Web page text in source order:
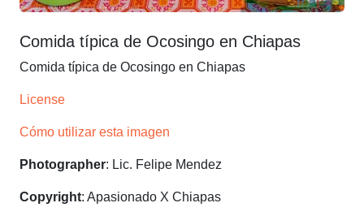
Comida típica de Ocosingo en Chiapas
Comida típica de Ocosingo en Chiapas
License
Cómo utilizar esta imagen
Photographer: Lic. Felipe Mendez
Copyright: Apasionado X Chiapas